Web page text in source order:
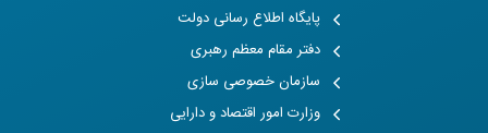
پایگاه اطلاع رسانی دولت
دفتر مقام معظم رهبری
سازمان خصوصی سازی
وزارت امور اقتصاد و دارایی